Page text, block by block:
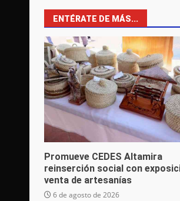
ENTÉRATE DE MÁS...
Promueve CEDES Altamira
reinserción social con
venta de artesanías
6 de agosto de 2026